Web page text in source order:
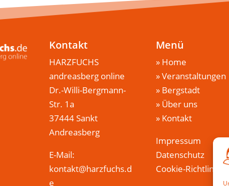
Kontakt
HARZFUCHS
andreasberg online
Dr.-Willi-Bergmann-
Str. 1a
37444 Sankt
Andreasberg
E-Mail:
kontakt@harzfuchs.d
e
Menü
» Home
»Veranstaltungen
» Bergstadt
» Über uns
» Kontakt
Impressum
Datenschutz
Cookie-Richtlinie